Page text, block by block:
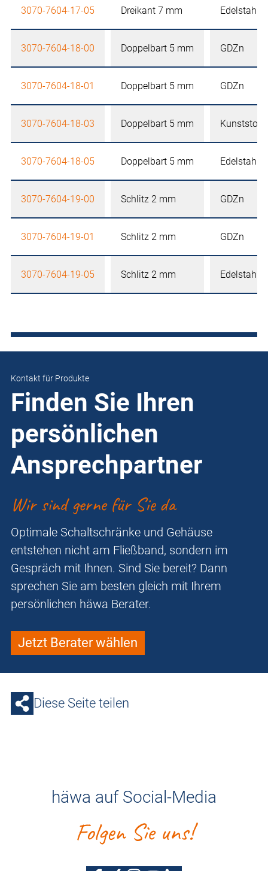
3070-7604-17-05 Dreikant 7 mm Edelstahl
3070-7604-18-00 Doppelbart 5 mm GDZn
3070-7604-18-01 Doppelbart 5 mm GDZn
3070-7604-18-03 Doppelbart 5 mm Kunststoff
3070-7604-18-05 Doppelbart 5 mm Edelstahl
3070-7604-19-00 Schlitz 2 mm GDZn
3070-7604-19-01 Schlitz 2 mm GDZn
3070-7604-19-05 Schlitz 2 mm Edelstahl
Kontakt für Produkte
Finden Sie Ihren
persönlichen
Ansprechpartner
Wir sind gerne für Sie da
Optimale Schaltschränke und Gehäuse
entstehen nicht am Fließband, sondern im
Gespräch mit Ihnen. Sind Sie bereit? Dann
sprechen Sie am besten gleich mit Ihrem
persönlichen häwa Berater.
Jetzt Berater wählen
Diese Seite teilen
häwa auf Social-Media
Folgen Sie uns!